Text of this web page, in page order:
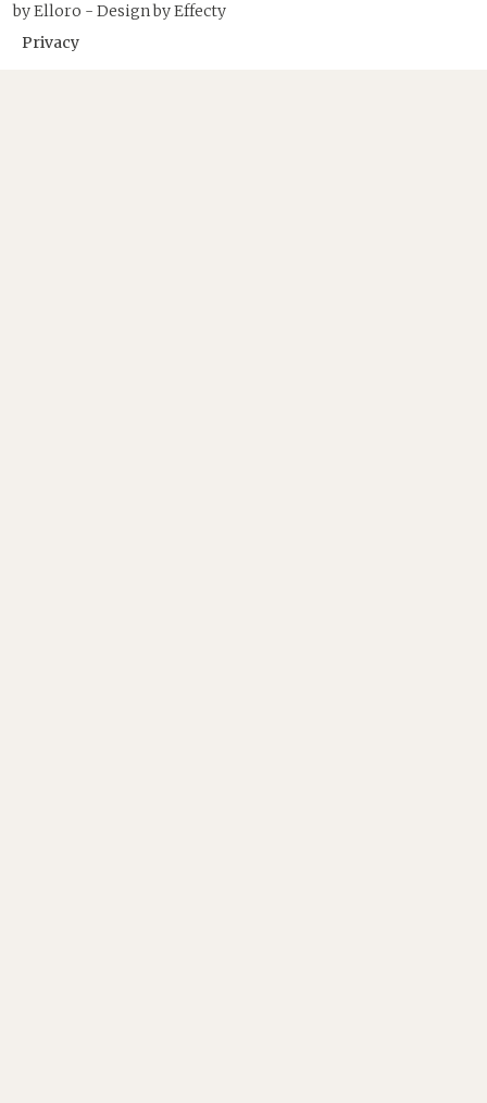
byElloro - Design byEffecty
Privacy